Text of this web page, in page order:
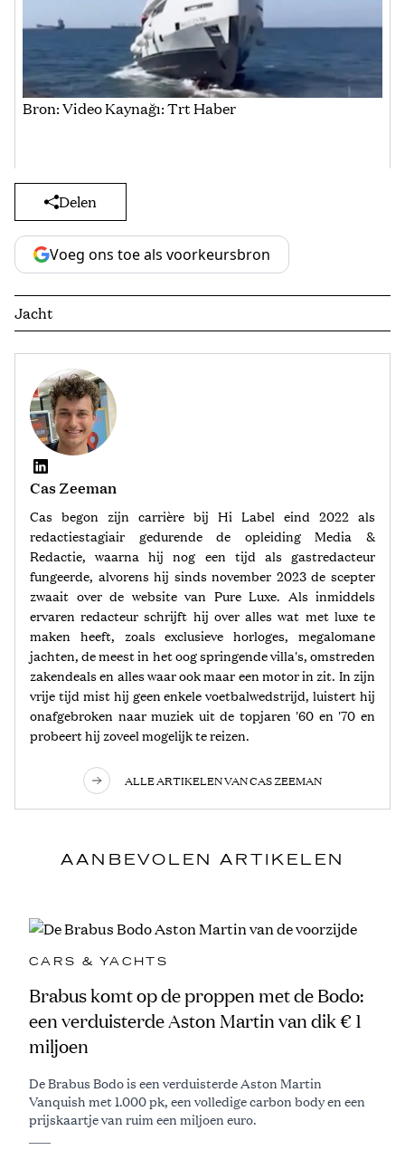
Bron: Video Kaynağı: Trt Haber
Delen
Voeg ons toe als voorkeursbron
Jacht
Cas Zeeman
Cas begon zijn carrière bij Hi Label eind 2022 als
redactiestagiair gedurende de opleiding Media &
Redactie, waarna hij nog een tijd als gastredacteur
fungeerde, alvorens hij sinds november 2023 de scepter
zwaait over de website van Pure Luxe. Als inmiddels
ervaren redacteur schrijft hij over alles wat met luxe te
maken heeft, zoals exclusieve horloges, megalomane
jachten, de meest in het oog springende villa's, omstreden
zakendeals en alles waar ook maar een motor in zit. In zijn
vrije tijd mist hij geen enkele voetbalwedstrijd, luistert hij
onafgebroken naar muziek uit de topjaren '60 en '70 en
probeert hij zoveel mogelijk te reizen.
ALLE ARTIKELEN VAN CAS ZEEMAN
AANBEVOLEN ARTIKELEN
CARS & YACHTS
Brabus komt op de proppen met de Bodo:
een verduisterde Aston Martin van dik € 1
miljoen
De Brabus Bodo is een verduisterde Aston Martin
Vanquish met 1.000 pk, een volledige carbon body en een
prijskaartje van ruim een miljoen euro.